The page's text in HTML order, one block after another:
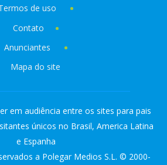
de uso
Contato
Anunciantes
Mapa do site
em audiência entre os sites para pais
únicos no Brasil, America Latina
e Espanha
a Polegar Medios S.L. © 2000-